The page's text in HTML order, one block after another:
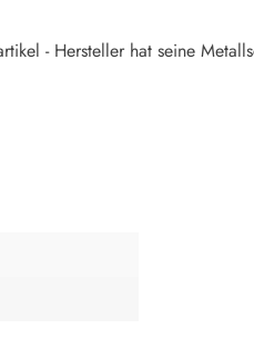
- Hersteller hat seine